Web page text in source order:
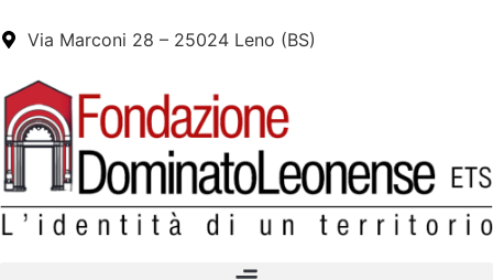
Via Marconi 28 – 25024 Leno (BS)